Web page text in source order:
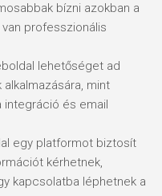
bízni azokban a
professzionális
lehetőséget ad
mint
integráció és email
egy platformot biztosít
kérhetnek,
kapcsolatba léphetnek a